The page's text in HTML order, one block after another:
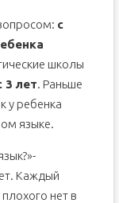
с
школы
3 лет. Раньше
у ребенка
языке.
Каждый
нет в